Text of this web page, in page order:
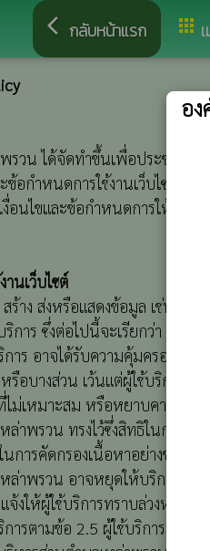
arrow_back_ios กลับหน้าแรก apps
รวน ได้จัดทำขึ้นเพื่อประชาสัมพั
ข้อกำหนดการใช้งานเว็บไซต์ แ
อนไขและข้อกำหนดการให้บริ
นเว็บไซต์
สร้าง ส่งหรือแสดงข้อมูล เช่น
การ ซึ่งต่อไปนี้จะเรียกว่า "เนื้อห
าร อาจได้รับความคุ้มครองโด
รือบางส่วน เว้นแต่ผู้ใช้บริการจ
ม่เหมาะสม หรือหยาบคาย อันก่
ล่าพรวน ทรงไว้ซึ่งสิทธิในการ
การคัดกรองเนื้อหาอย่างชัดเจ
ล่าพรวน อาจหยุดให้บริการเป็น
งให้ผู้ใช้บริการทราบล่วงหน้า
รตามข้อ 2.5 ผู้ใช้บริการจะไม่
อ